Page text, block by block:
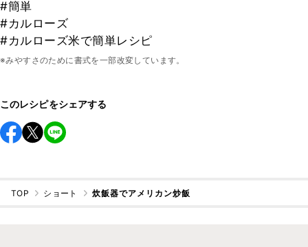
#簡単
#カルローズ
#カルローズ米で簡単レシピ
※みやすさのために書式を一部改変しています。
このレシピをシェアする
TOP ショート 炊飯器でアメリカン炒飯